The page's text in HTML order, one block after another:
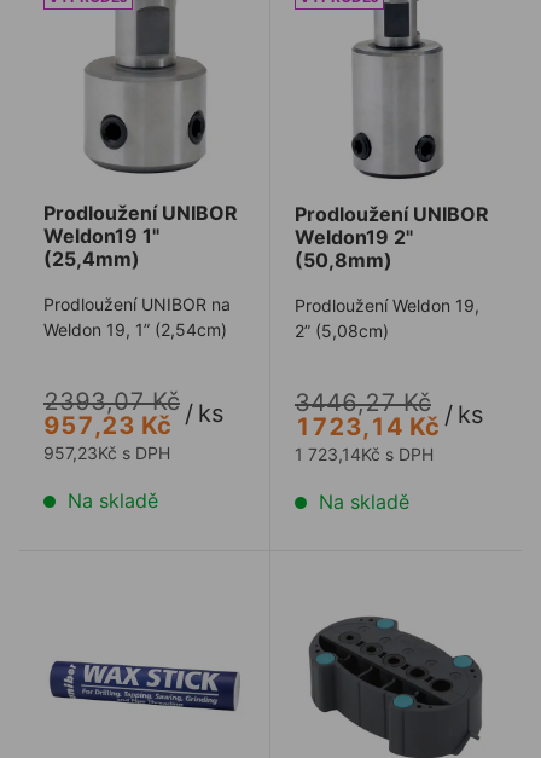
Prodloužení UNIBOR
Weldon19 1"
(25,4mm)
Prodloužení UNIBOR na
Weldon 19, 1” (2,54cm)
2393,07 Kč
957,23 Kč / ks
957,23Kč s DPH
Na skladě
Prodloužení UNIBOR
Weldon19 2"
(50,8mm)
Prodloužení Weldon 19,
2” (5,08cm)
3446,27 Kč
1723,14 Kč / ks
1 723,14Kč s DPH
Na skladě